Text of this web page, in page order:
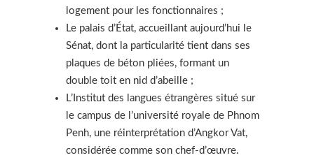
logement pour les fonctionnaires ;
Le palais d’État, accueillant aujourd’hui le
Sénat, dont la particularité tient dans ses
plaques de béton pliées, formant un
double toit en nid d’abeille ;
L’Institut des langues étrangères situé sur
le campus de l’université royale de Phnom
Penh, une réinterprétation d’Angkor Vat,
considérée comme son chef-d’œuvre.